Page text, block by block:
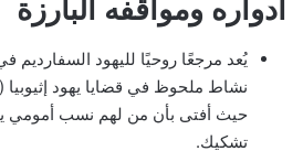
أدواره ومواقفه البارزة
يُعد مرجعًا روحيًا لليهود السفارديم
نشاط ملحوظ في قضايا يهود إثيوبيا
حيث أفتى بأن من لهم نسب أمومي
تشكيك.